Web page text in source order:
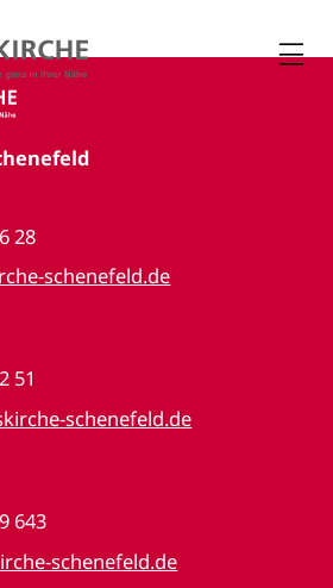

28
schenefeld.de
51
schenefeld.de
643
schenefeld.de